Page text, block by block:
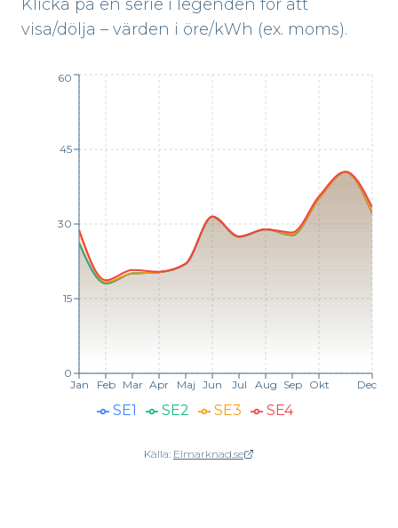
Klicka på en serie i legenden för att
visa/dölja – värden i öre/kWh (ex. moms).
Jan Feb Mar Apr Maj Jun Jul Aug Sep Okt Dec
0
15
30
45
60
SE1 SE2 SE3 SE4
Källa: Elmarknad.se
(öppnas i nytt fönster)